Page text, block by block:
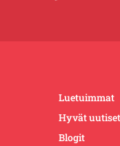
Luetuimmat
Hyvät uutiset
Blogit